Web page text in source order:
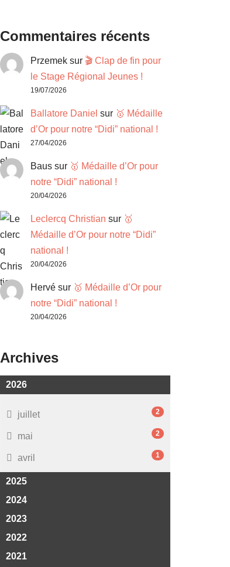
Commentaires récents
Przemek sur 🎬 Clap de fin pour
le Stage Régional Jeunes !
19/07/2026
Ballatore Daniel sur 🥇 Médaille
d’Or pour notre “Didi” national !
27/04/2026
Baus sur 🥇 Médaille d’Or pour
notre “Didi” national !
20/04/2026
Leclercq Christian sur 🥇
Médaille d’Or pour notre “Didi”
national !
20/04/2026
Hervé sur 🥇 Médaille d’Or pour
notre “Didi” national !
20/04/2026
Archives
2026
juillet 2
mai 2
avril 1
2025
2024
2023
2022
2021